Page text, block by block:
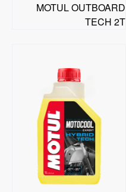
MOTUL OUTBOARD
TECH 2T